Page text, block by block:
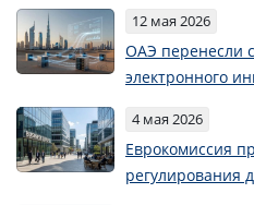
12 мая 2026
ОАЭ перенесли
электронного
4 мая 2026
Еврокомиссия
регулирования